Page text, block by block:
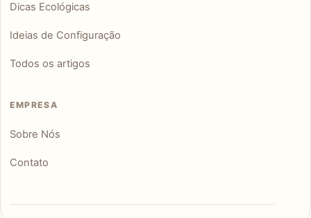
Dicas Ecológicas
Ideias de Configuração
Todos os artigos
EMPRESA
Sobre Nós
Contato